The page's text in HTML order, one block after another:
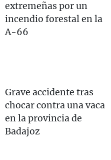
extremeñas por un
incendio forestal en la
A-66
Grave accidente tras
chocar contra una vaca
en la provincia de
Badajoz